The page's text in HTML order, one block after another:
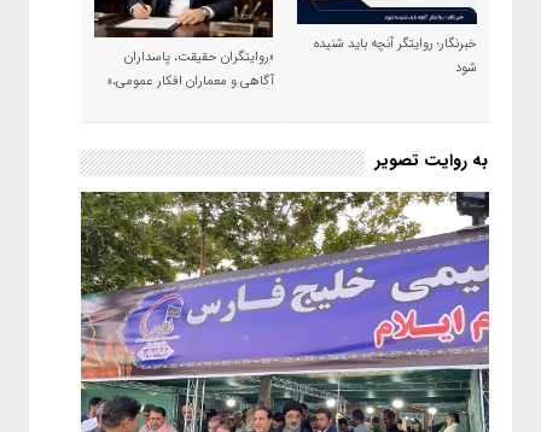
خبرنگار؛ روایتگر آنچه باید شنیده
شود
«روایتگران حقیقت، پاسداران
آگاهی و معماران افکار عمومی،»
به روایت تصویر